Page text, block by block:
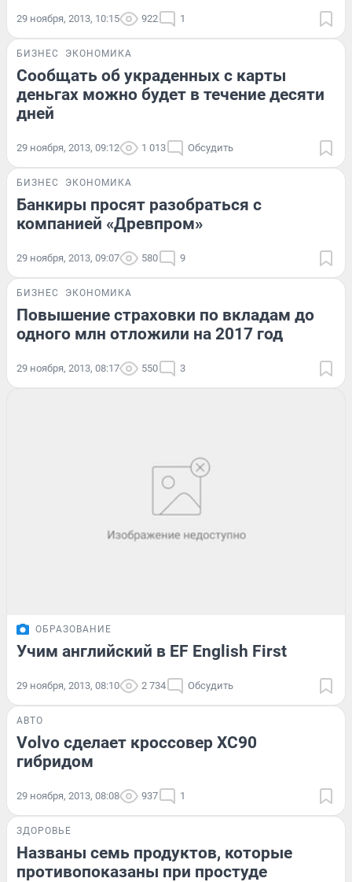
29 ноября, 2013, 10:15 922 1
БИЗНЕС ЭКОНОМИКА
Сообщать об украденных с карты
деньгах можно будет в течение десяти
дней
29 ноября, 2013, 09:12 1 013 Обсудить
БИЗНЕС ЭКОНОМИКА
Банкиры просят разобраться с
компанией «Древпром»
29 ноября, 2013, 09:07 580 9
БИЗНЕС ЭКОНОМИКА
Повышение страховки по вкладам до
одного млн отложили на 2017 год
29 ноября, 2013, 08:17 550 3
ОБРАЗОВАНИЕ
Учим английский в EF English First
29 ноября, 2013, 08:10 2 734 Обсудить
АВТО
Volvo сделает кроссовер XC90
гибридом
29 ноября, 2013, 08:08 937 1
ЗДОРОВЬЕ
Названы семь продуктов, которые
противопоказаны при простуде